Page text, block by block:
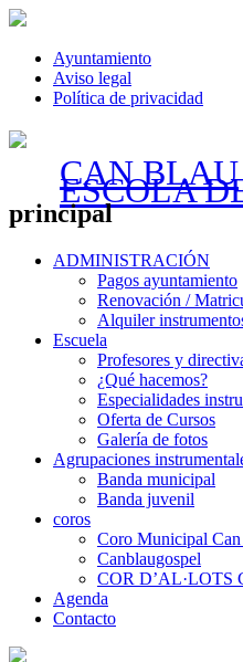
Ayuntamiento
Aviso legal
Política de privacidad
CAN BLAU
ESCOLA
principal
Saltar
ADMINISTRACIÓN
Pagos ayuntamiento
Renovación /
Alquiler
Escuela
Profesores y
¿Qué hacemos?
Especialidades
Oferta de Cursos
Galería de fotos
Agrupaciones
Banda municipal
Banda juvenil
coros
Coro Municipal
Canblaugospel
COR
Agenda
Contacto